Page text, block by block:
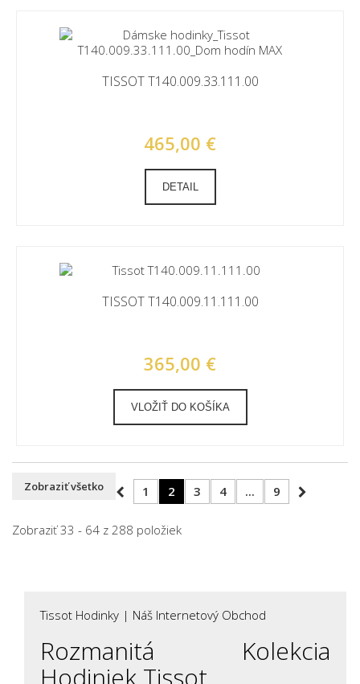
TISSOT T140.009.33.111.00
465,00 €
DETAIL
TISSOT T140.009.11.111.00
365,00 €
VLOŽIŤ DO KOŠÍKA
Zobraziť všetko 1 2 3 4 ... 9
Zobraziť 33 - 64 z 288 položiek
Tissot Hodinky | Náš Internetový Obchod
Rozmanitá Kolekcia
Hodiniek Tissot